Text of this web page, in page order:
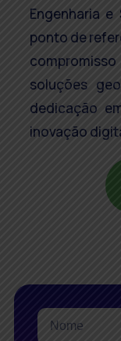
Engenharia
ponto de
soluções
dedicação
inovação